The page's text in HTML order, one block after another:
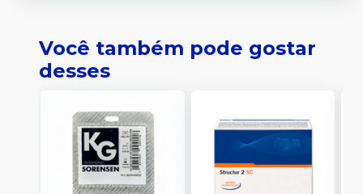
Você também pode gostar
desses